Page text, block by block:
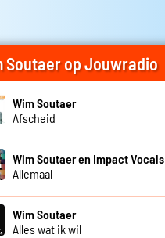
Soutaer op Jouwradio
Wim Soutaer
Afscheid
Wim Soutaer en Impact Vocals
Allemaal
Wim Soutaer
Alles wat ik wil